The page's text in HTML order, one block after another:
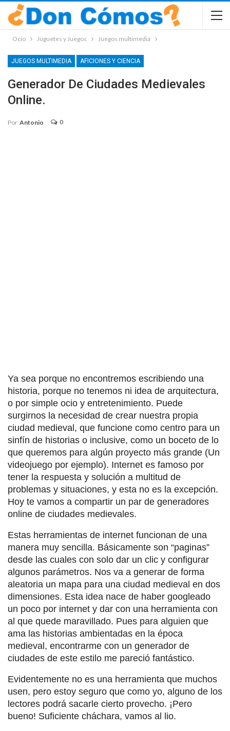
Ocio Juguetes y Juegos Juegos multimedia
JUEGOS MULTIMEDIA AFICIONES Y CIENCIA
Generador De Ciudades Medievales
Online.
Por Antonio 0
Ya sea porque no encontremos escribiendo una
historia, porque no tenemos ni idea de arquitectura,
o por simple ocio y entretenimiento. Puede
surgirnos la necesidad de crear nuestra propia
ciudad medieval, que funcione como centro para un
sinfín de historias o inclusive, como un boceto de lo
que queremos para algún proyecto más grande (Un
videojuego por ejemplo). Internet es famoso por
tener la respuesta y solución a multitud de
problemas y situaciones, y esta no es la excepción.
Hoy te vamos a compartir un par de generadores
online de ciudades medievales.
Estas herramientas de internet funcionan de una
manera muy sencilla. Básicamente son “paginas”
desde las cuales con solo dar un clic y configurar
algunos parámetros. Nos va a generar de forma
aleatoria un mapa para una ciudad medieval en dos
dimensiones. Esta idea nace de haber googleado
un poco por internet y dar con una herramienta con
al que quede maravillado. Pues para alguien que
ama las historias ambientadas en la época
medieval, encontrarme con un generador de
ciudades de este estilo me pareció fantástico.
Evidentemente no es una herramienta que muchos
usen, pero estoy seguro que como yo, alguno de los
lectores podrá sacarle cierto provecho. ¡Pero
bueno! Suficiente cháchara, vamos al lio.